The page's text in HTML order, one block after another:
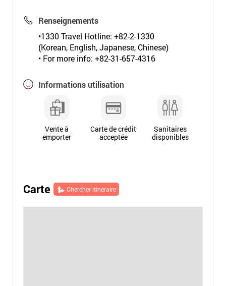
Renseignements
•1330 Travel Hotline: +82-2-1330
(Korean, English, Japanese, Chinese)
• For more info: +82-31-657-4316
Informations utilisation
Vente à
emporter
Carte de crédit
acceptée
Sanitaires
disponibles
Carte Chercher itinéraire